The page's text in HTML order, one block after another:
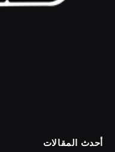
أحدث المقالات